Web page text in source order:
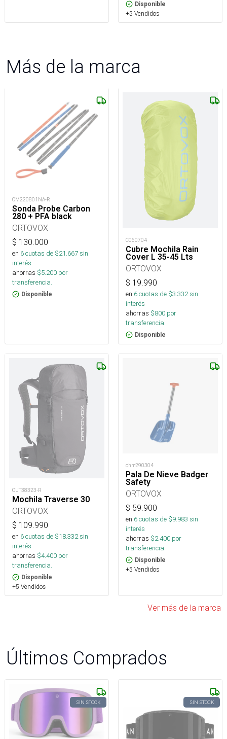
Disponible
+5 Vendidos
Más de la marca
CM220801NA-R
Sonda Probe Carbon
280 + PFA black
ORTOVOX
$ 130.000
en 6cuotas de $21.667sin
interés
ahorras $5.200 por
transferencia.
Disponible
C060704
Cubre Mochila Rain
Cover L 35-45 Lts
ORTOVOX
$ 19.990
en 6cuotas de $3.332sin
interés
ahorras $800 por
transferencia.
Disponible
OUT38323-R
Mochila Traverse 30
ORTOVOX
$ 109.990
en 6cuotas de $18.332sin
interés
ahorras $4.400 por
transferencia.
Disponible
+5 Vendidos
chm290304
Pala De Nieve Badger
Safety
ORTOVOX
$ 59.900
en 6cuotas de $9.983 sin
interés
ahorras $2.400 por
transferencia.
Disponible
+5 Vendidos
Ver más de la marca
Últimos Comprados
SIN STOCK SIN STOCK